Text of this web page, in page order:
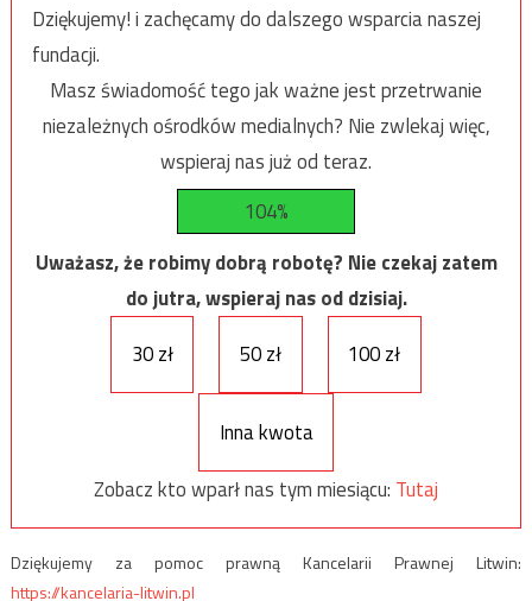
Dziękujemy! i zachęcamy do dalszego wsparcia naszej
fundacji.
Masz świadomość tego jak ważne jest przetrwanie
niezależnych ośrodków medialnych? Nie zwlekaj więc,
wspieraj nas już od teraz.
104%
Uważasz, że robimy dobrą robotę? Nie czekaj zatem
do jutra, wspieraj nas od dzisiaj.
30 zł
50 zł 100 zł
Inna kwota
Zobacz kto wparł nas tym miesiącu: Tutaj
Dziękujemy za pomoc prawną Kancelarii Prawnej Litwin:
https://kancelaria-litwin.pl